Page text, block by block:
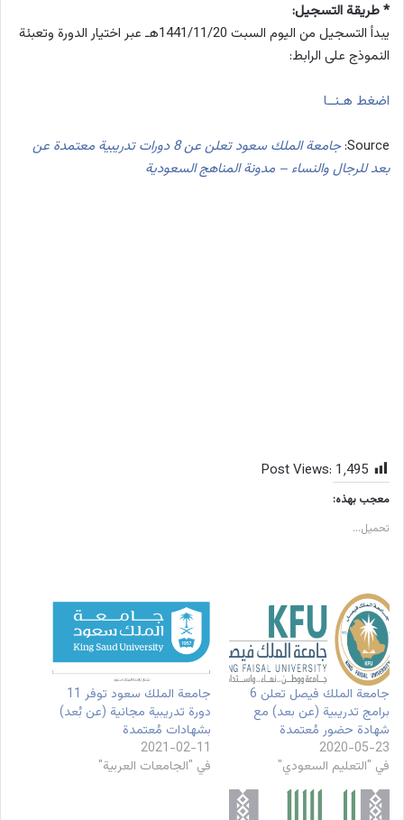
* طريقة التسجيل:
يبدأ التسجيل من اليوم السبت 1441/11/20هـ عبر اختيار الدورة وتعبئة
النموذج على الرابط:
اضغط هـنــا
Source:
جامعة الملك سعود تعلن عن 8 دورات تدريبية معتمدة عن
بعد للرجال والنساء – مدونة المناهج السعودية
Post Views: 1٬495
معجب بهذه:
تحميل...
جامعة الملك فيصل تعلن 6
برامج تدريبية (عن بعد) مع
شهادة حضور مُعتمدة
2020-05-23
في "التعليم السعودي"
جامعة الملك سعود توفر 11
دورة تدريبية مجانية (عن بُعد)
بشهادات مُعتمدة
2021-02-11
في "الجامعات العربية"